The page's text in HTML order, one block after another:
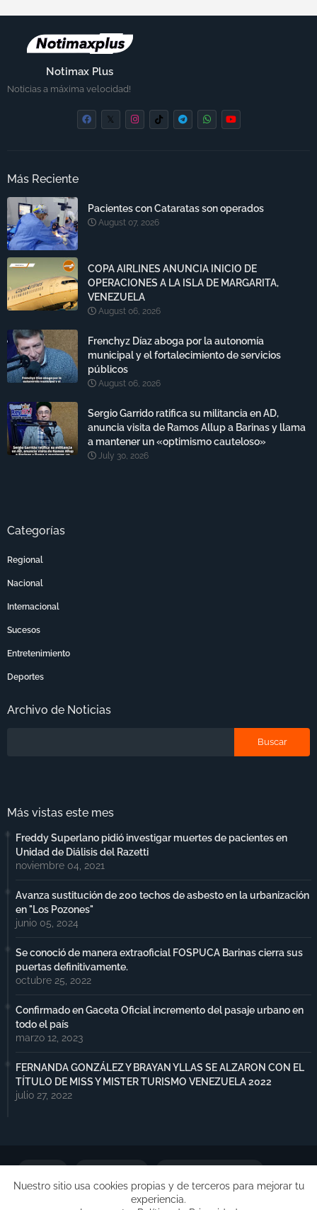
Notimax Plus
Noticias a máxima velocidad!
Más Reciente
Pacientes con Cataratas son operados
August 07, 2026
COPA AIRLINES ANUNCIA INICIO DE
OPERACIONES A LA ISLA DE MARGARITA,
VENEZUELA
August 06, 2026
Frenchyz Díaz aboga por la autonomía
municipal y el fortalecimiento de servicios
públicos
August 06, 2026
Sergio Garrido ratifica su militancia en AD,
anuncia visita de Ramos Allup a Barinas y llama
a mantener un «optimismo cauteloso»
July 30, 2026
Categorías
Regional
Nacional
Internacional
Sucesos
Entretenimiento
Deportes
Archivo de Noticias
Más vistas este mes
Freddy Superlano pidió investigar muertes de pacientes en
Unidad de Diálisis del Razetti
noviembre 04, 2021
Avanza sustitución de 200 techos de asbesto en la urbanización
en "Los Pozones"
junio 05, 2024
Se conoció de manera extraoficial FOSPUCA Barinas cierra sus
puertas definitivamente.
octubre 25, 2022
Confirmado en Gaceta Oficial incremento del pasaje urbano en
todo el país
marzo 12, 2023
FERNANDA GONZÁLEZ Y BRAYAN YLLAS SE ALZARON CON EL
TÍTULO DE MISS Y MISTER TURISMO VENEZUELA 2022
julio 27, 2022
Nuestro sitio usa cookies propias y de terceros para mejorar tu
experiencia.